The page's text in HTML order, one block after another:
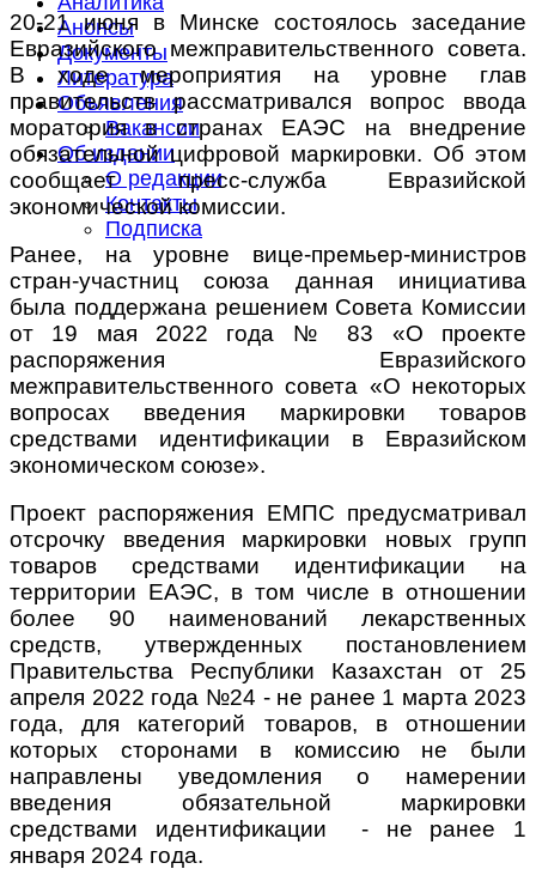
Анонсы
Документы
Литература
Объявления
Вакансии
Об издании
О редакции
Контакты
Подписка
20-21 июня в Минске состоялось заседание
Евразийского межправительственного совета.
В ходе мероприятия на уровне глав
правительств рассматривался вопрос ввода
моратория в странах ЕАЭС на внедрение
обязательной цифровой маркировки. Об этом
сообщает пресс-служба Евразийской
экономической комиссии.
Ранее, на уровне вице-премьер-министров
стран-участниц союза данная инициатива
была поддержана решением Совета Комиссии
от 19 мая 2022 года № 83 «О проекте
распоряжения Евразийского
межправительственного совета «О некоторых
вопросах введения маркировки товаров
средствами идентификации в Евразийском
экономическом союзе».
Проект распоряжения ЕМПС предусматривал
отсрочку введения маркировки новых групп
товаров средствами идентификации на
территории ЕАЭС, в том числе в отношении
более 90 наименований лекарственных
средств, утвержденных постановлением
Правительства Республики Казахстан от 25
апреля 2022 года №24 - не ранее 1 марта 2023
года, для категорий товаров, в отношении
которых сторонами в комиссию не были
направлены уведомления о намерении
введения обязательной маркировки
средствами идентификации - не ранее 1
января 2024 года.